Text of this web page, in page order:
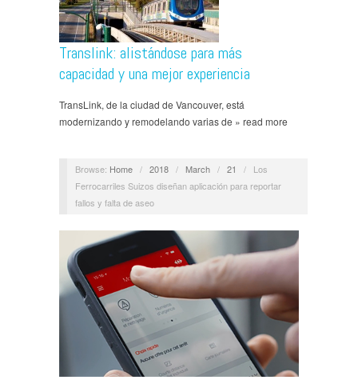
Translink: alistándose para más
capacidad y una mejor experiencia
TransLink, de la ciudad de Vancouver, está
modernizando y remodelando varias de » read more
Browse: Home / 2018 / March / 21 /
Los
Ferrocarriles Suizos diseñan aplicación para reportar
fallos y falta de aseo